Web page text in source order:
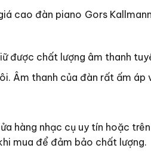
cao đàn piano Gors
được chất lượng âm thanh
Âm thanh của đàn rất ấm áp
hàng nhạc cụ uy tín hoặc
mua để đảm bảo chất lượng.